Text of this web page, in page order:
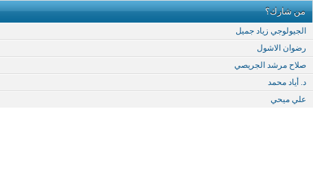
من شارك؟
الجيولوجي زياد جميل
رضوان الاشول
صلاح مرشد الجريصي
د. أياد محمد
علي ميحي